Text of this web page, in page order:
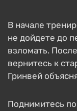
В начале
не дойдете до
взломать.
вернитесь к
Гринвей
Поднимитесь